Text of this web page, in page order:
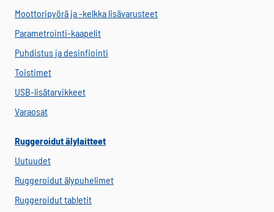
Moottoripyörä ja -kelkka lisävarusteet
Parametrointi-kaapelit
Puhdistus ja desinfiointi
Toistimet
USB-lisätarvikkeet
Varaosat
Ruggeroidut älylaitteet
Uutuudet
Ruggeroidut älypuhelimet
Ruggeroidut tabletit